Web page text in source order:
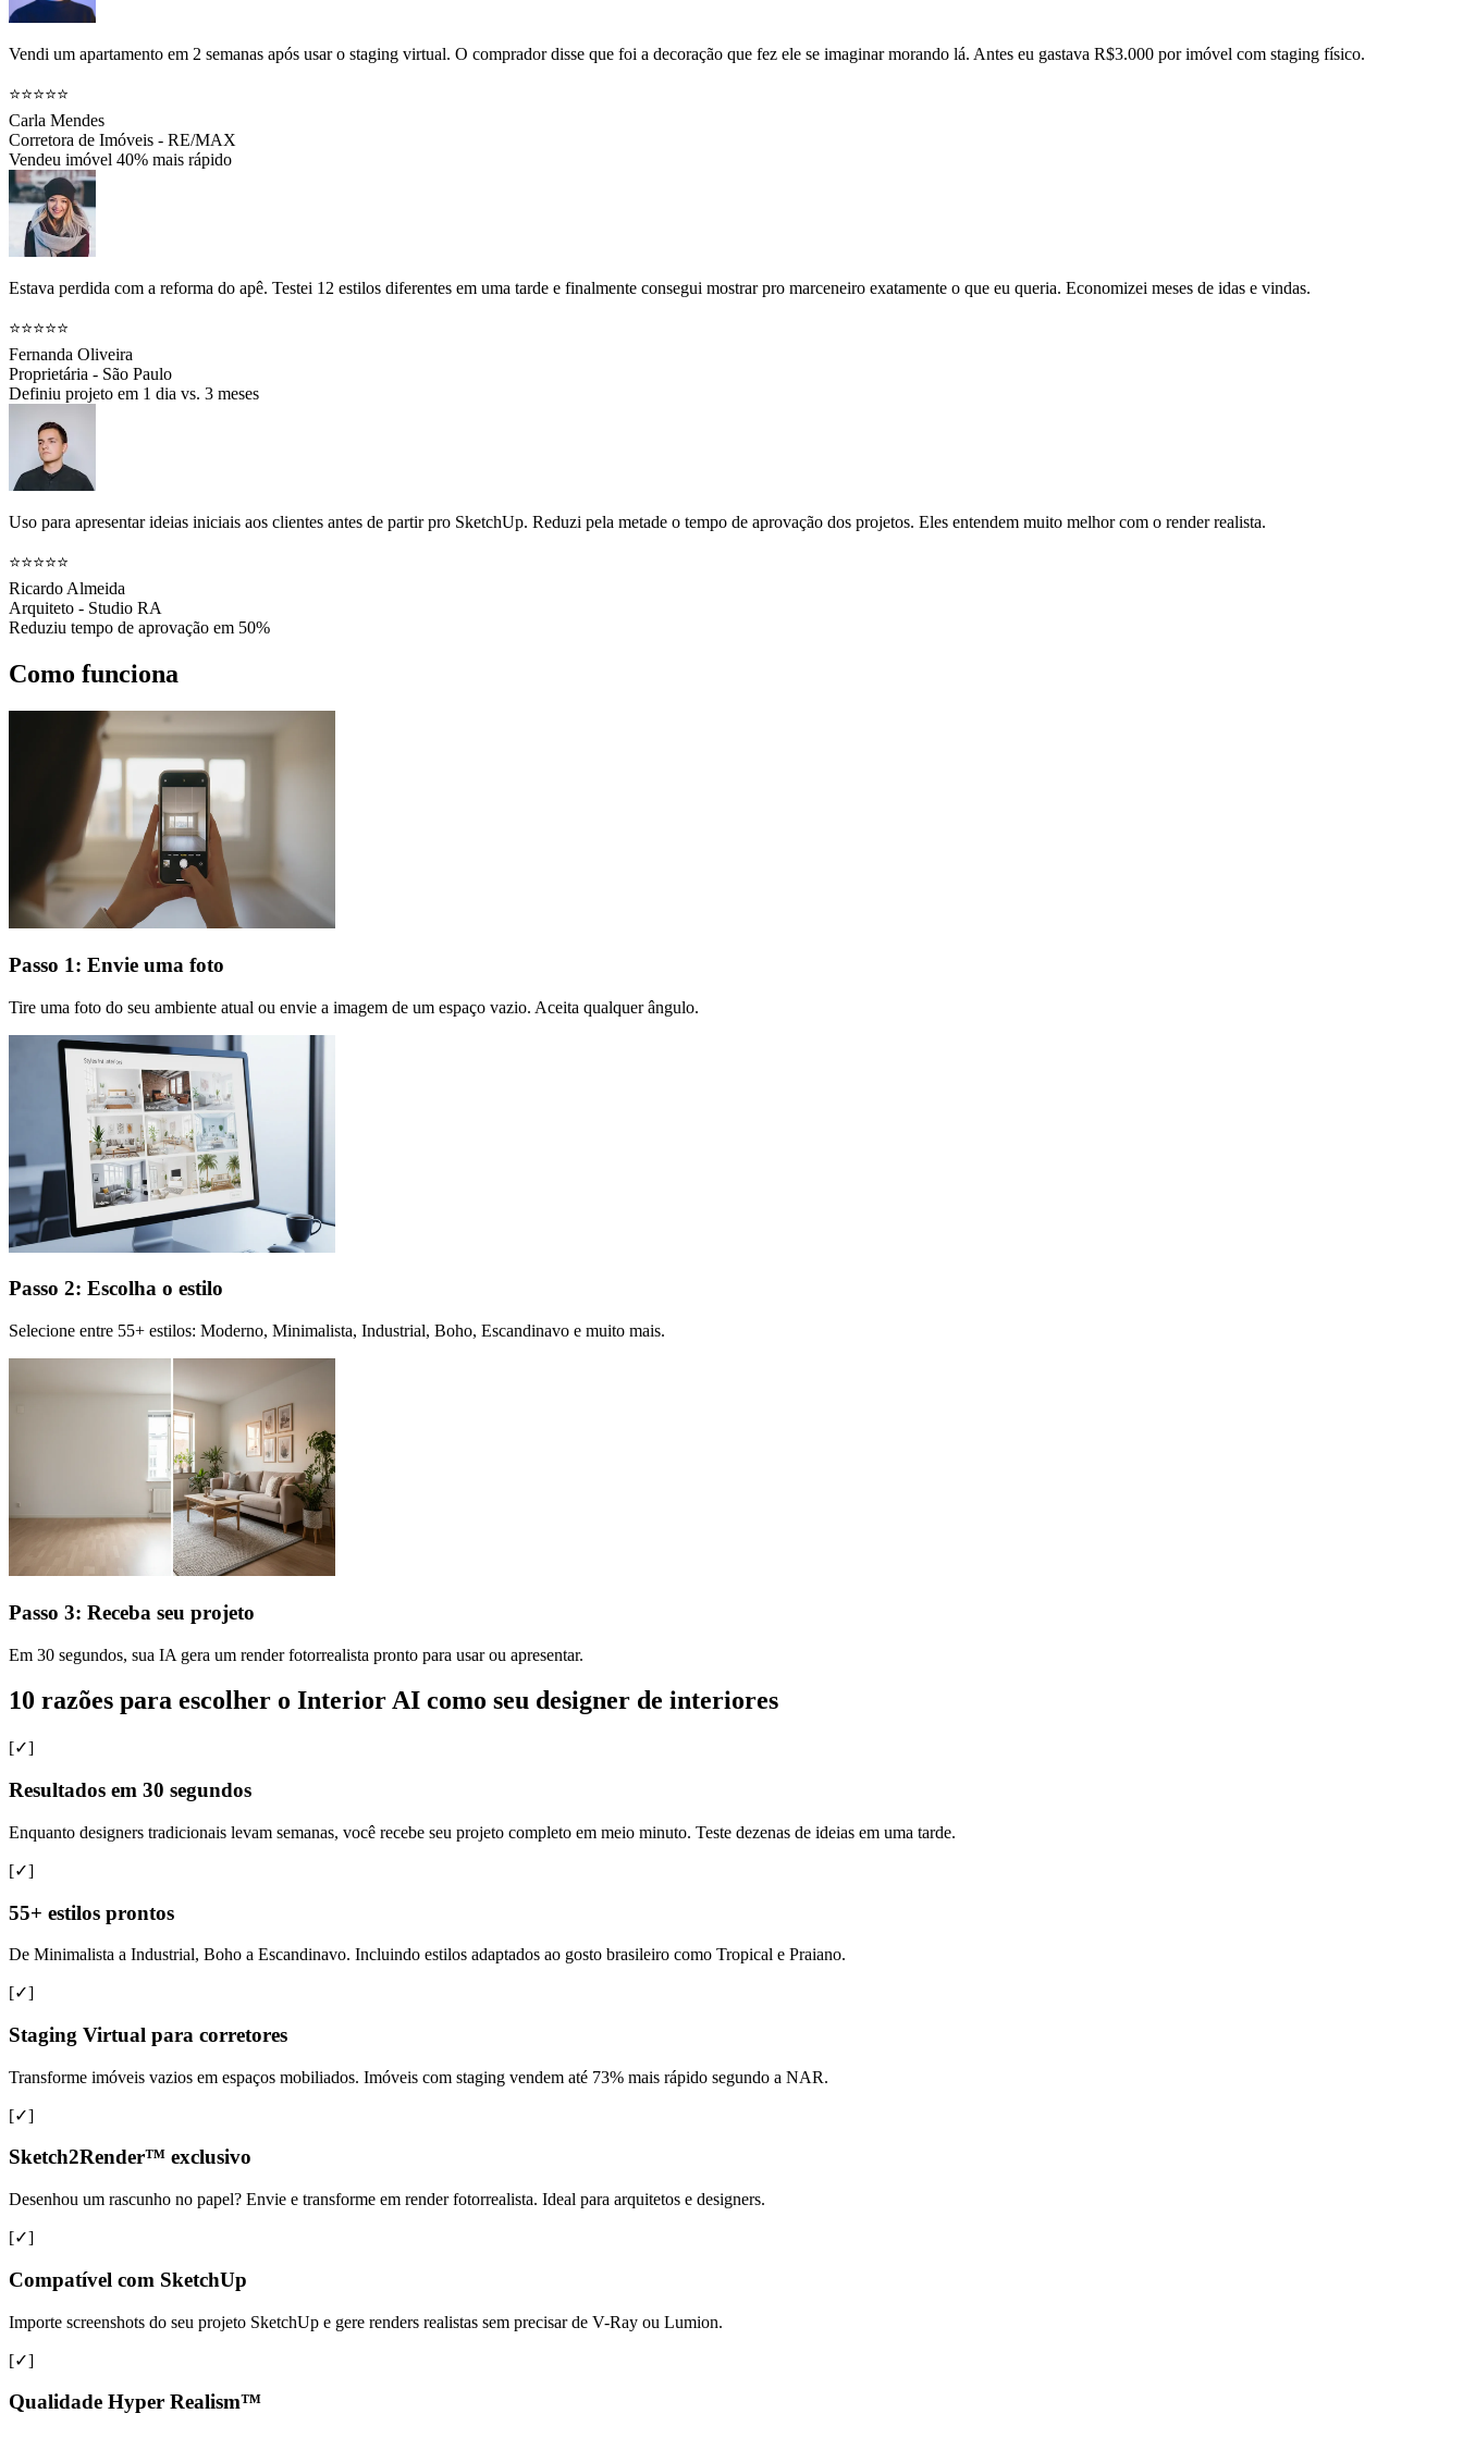
Vendi um apartamento em 2 semanas após usar o staging virtual. O comprador disse que foi a decoração que fez ele se imaginar morando lá. Antes eu gastava R$3.000 por imóvel com staging físico.
⭐⭐⭐⭐⭐
Carla Mendes
Corretora de Imóveis - RE/MAX
Vendeu imóvel 40% mais rápido
Estava perdida com a reforma do apê. Testei 12 estilos diferentes em uma tarde e finalmente consegui mostrar pro marceneiro exatamente o que eu queria. Economizei meses de idas e vindas.
⭐⭐⭐⭐⭐
Fernanda Oliveira
Proprietária - São Paulo
Definiu projeto em 1 dia vs. 3 meses
Uso para apresentar ideias iniciais aos clientes antes de partir pro SketchUp. Reduzi pela metade o tempo de aprovação dos projetos. Eles entendem muito melhor com o render realista.
⭐⭐⭐⭐⭐
Ricardo Almeida
Arquiteto - Studio RA
Reduziu tempo de aprovação em 50%
Como funciona
Passo 1: Envie uma foto
Tire uma foto do seu ambiente atual ou envie a imagem de um espaço vazio. Aceita qualquer ângulo.
Passo 2: Escolha o estilo
Selecione entre 55+ estilos: Moderno, Minimalista, Industrial, Boho, Escandinavo e muito mais.
Passo 3: Receba seu projeto
Em 30 segundos, sua IA gera um render fotorrealista pronto para usar ou apresentar.
10 razões para escolher o Interior AI como seu designer de interiores
[✓]
Resultados em 30 segundos
Enquanto designers tradicionais levam semanas, você recebe seu projeto completo em meio minuto. Teste dezenas de ideias em uma tarde.
[✓]
55+ estilos prontos
De Minimalista a Industrial, Boho a Escandinavo. Incluindo estilos adaptados ao gosto brasileiro como Tropical e Praiano.
[✓]
Staging Virtual para corretores
Transforme imóveis vazios em espaços mobiliados. Imóveis com staging vendem até 73% mais rápido segundo a NAR.
[✓]
Sketch2Render™ exclusivo
Desenhou um rascunho no papel? Envie e transforme em render fotorrealista. Ideal para arquitetos e designers.
[✓]
Compatível com SketchUp
Importe screenshots do seu projeto SketchUp e gere renders realistas sem precisar de V-Ray ou Lumion.
[✓]
Qualidade Hyper Realism™